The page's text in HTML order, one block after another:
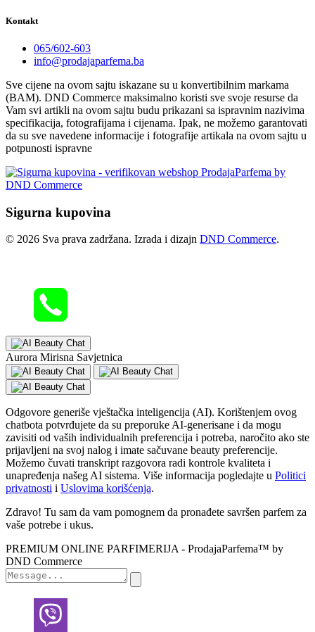
Kontakt
065/602-603
info@prodajaparfema.ba
Sve cijene na ovom sajtu iskazane su u konvertibilnim markama
(BAM). DND Commerce maksimalno koristi sve svoje resurse da
Vam svi artikli na ovom sajtu budu prikazani sa ispravnim nazivima
specifikacija, fotografijama i cijenama. Ipak, ne možemo garantovati
da su sve navedene informacije i fotografije artikala na ovom sajtu u
potpunosti ispravne
Sigurna kupovina
© 2026 Sva prava zadržana. Izrada i dizajn DND Commerce.
Aurora Mirisna Savjetnica
Odgovore generiše vještačka inteligencija (AI). Korištenjem ovog
chatbota potvrđujete da su preporuke AI-generisane i da mogu
zavisiti od vaših individualnih preferencija i potreba, naročito ako ste
prijavljeni na svoj nalog i imate sačuvane beauty preferencije.
Možemo čuvati transkript razgovora radi kontrole kvaliteta i
unapređenja našeg AI sistema. Više informacija pogledajte u Politici
privatnosti i Uslovima korišćenja.
Zdravo! Tu sam da vam pomognem da pronađete savršen parfem za
vaše potrebe i ukus.
PREMIUM ONLINE PARFIMERIJA - ProdajaParfema™ by
DND Commerce